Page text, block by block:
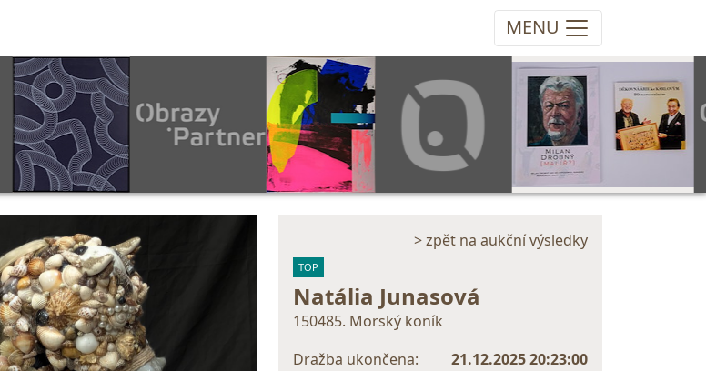
MENU
> zpět na aukční výsledky
TOP
Natália Junasová
150485. Morský koník
Dražba ukončena:
21.12.2025 20:23:00